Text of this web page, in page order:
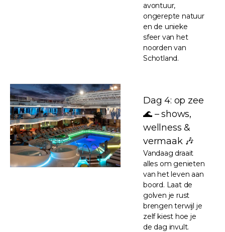
avontuur,
ongerepte natuur
en de unieke
sfeer van het
noorden van
Schotland.
Dag 4: op zee
🌊 – shows,
wellness &
vermaak 🎶
Vandaag draait
alles om genieten
van het leven aan
boord. Laat de
golven je rust
brengen terwijl je
zelf kiest hoe je
de dag invult.